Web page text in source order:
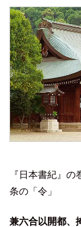
『日本書紀』
条の「令」
兼六合以開都、